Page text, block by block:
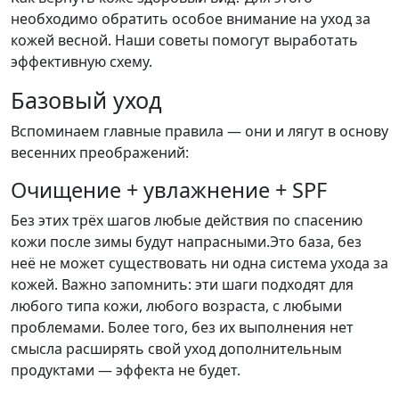
необходимо обратить особое внимание на уход за
кожей весной. Наши советы помогут выработать
эффективную схему.
Базовый уход
Вспоминаем главные правила — они и лягут в основу
весенних преображений:
Очищение + увлажнение + SPF
Без этих трёх шагов любые действия по спасению
кожи после зимы будут напрасными.Это база, без
неё не может существовать ни одна система ухода за
кожей. Важно запомнить: эти шаги подходят для
любого типа кожи, любого возраста, с любыми
проблемами. Более того, без их выполнения нет
смысла расширять свой уход дополнительным
продуктами — эффекта не будет.